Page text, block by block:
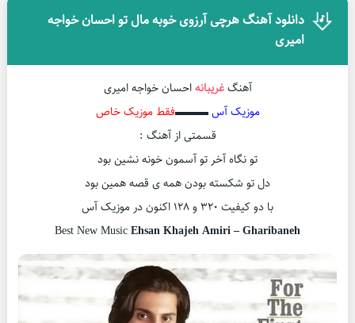
دانلود آهنگ هرچی آرزوی خوبه مال تو احسان خواجه
امیری
آهنگغریبانه احسان خواجه امیری
موزیک آس▬▬▬فقط موزیک خاص
قسمتی از آهنگ :
تو نگاه آخر تو آسمون خونه نشین بود
دل تو شکسته بودن همه ی قصه همین بود
با دو کیفیت ۳۲۰ و ۱۲۸ اکنون در موزیک آس
Best New MusicEhsan Khajeh Amiri – Gharibaneh